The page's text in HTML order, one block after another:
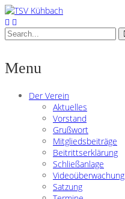
Menu
Der Verein
Aktuelles
Vorstand
Grußwort
Mitgliedsbeiträge
Beitrittserklärung
Schließanlage
Videoüberwachung
Satzung